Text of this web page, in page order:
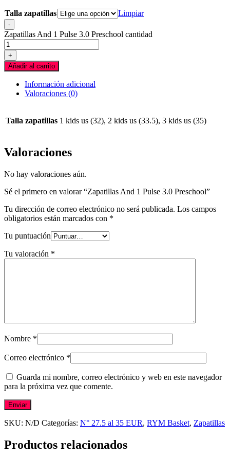
Talla zapatillas Limpiar
-
Zapatillas And 1 Pulse 3.0 Preschool cantidad
+
Añadir al carrito
Información adicional
Valoraciones (0)
Talla zapatillas 1 kids us (32), 2 kids us (33.5), 3 kids us (35)
Valoraciones
No hay valoraciones aún.
Sé el primero en valorar “Zapatillas And 1 Pulse 3.0 Preschool”
Tu dirección de correo electrónico no será publicada. Los campos
obligatorios están marcados con *
Tu puntuación
Tu valoración *
Nombre *
Correo electrónico *
Guarda mi nombre, correo electrónico y web en este navegador
para la próxima vez que comente.
SKU: N/D Categorías: N° 27.5 al 35 EUR, RYM Basket, Zapatillas
Productos relacionados